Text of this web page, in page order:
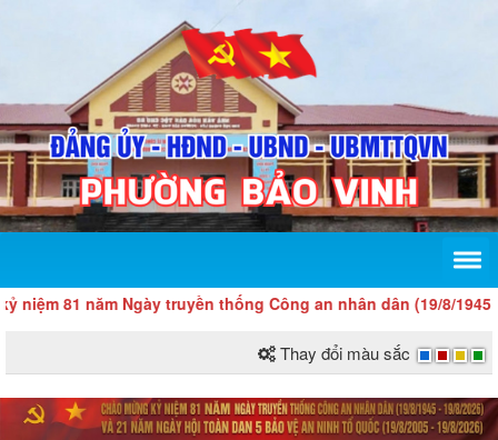
năm Ngày truyền thống Công an nhân dân (19/8/1945 - 19/
Thay đổi màu sắc